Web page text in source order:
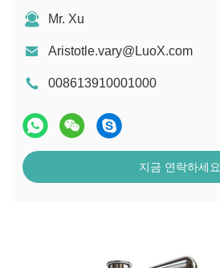
Mr. Xu
Aristotle.vary@LuoX.com
008613910001000
지금 연락하세요